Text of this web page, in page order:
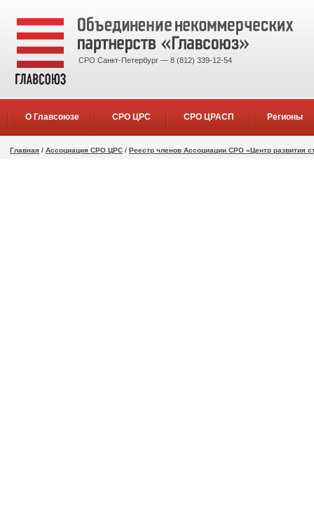
СРО Санкт-Петербург — 8 (812) 339-12-54
О Главсоюзе СРО ЦРС СРО ЦРАСП Регионы
Главная / Ассоциация СРО ЦРС / Реестр членов Ассоциации СРО «Центр развития